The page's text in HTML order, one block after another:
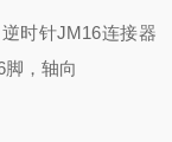
时针JM16连接器
脚，轴向